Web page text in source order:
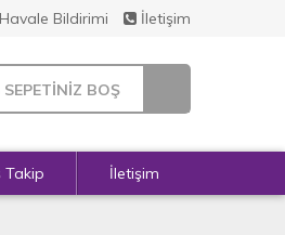
Havale Bildirimi İletişim
SEPETİNİZ BOŞ
Takip İletişim